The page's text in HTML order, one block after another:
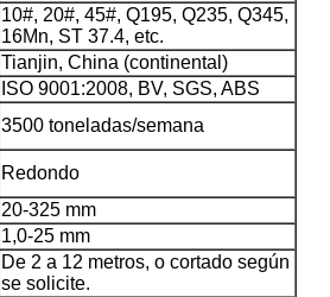
10#, 20#, 45#, Q195, Q235, Q345,
16Mn, ST 37.4, etc.
Tianjin, China (continental)
ISO 9001:2008, BV, SGS, ABS
3500 toneladas/semana
Redondo
20-325 mm
1,0-25 mm
De 2 a 12 metros, o cortado según
se solicite.